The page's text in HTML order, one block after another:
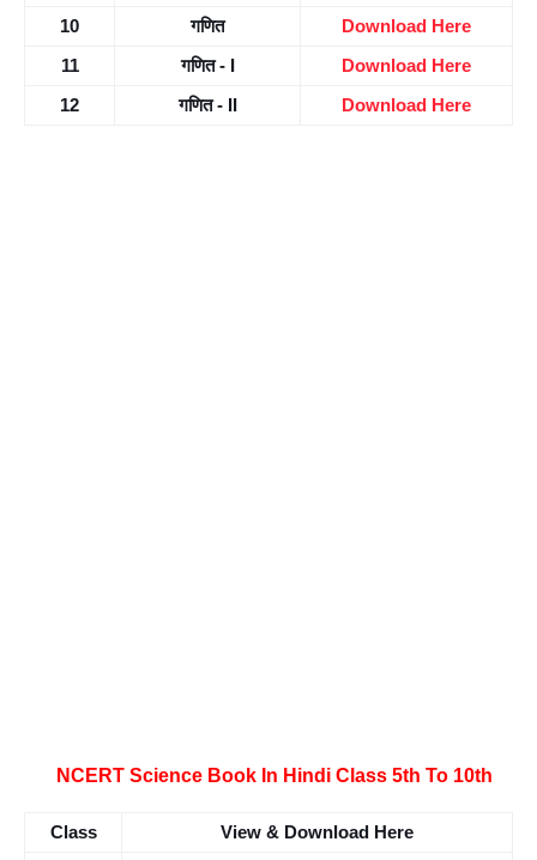
10 गणित Download Here
11 गणित - I Download Here
12 गणित - II Download Here
NCERT Science Book In Hindi Class 5th To 10th
Class View & Download Here